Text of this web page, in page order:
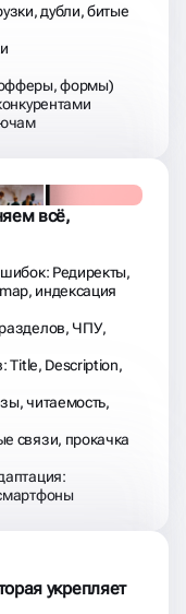
дубли, битые
формы)
всё,
Редиректы,
индексация
ЧПУ,
Title, Description,
читаемость,
связи, прокачка
укрепляет